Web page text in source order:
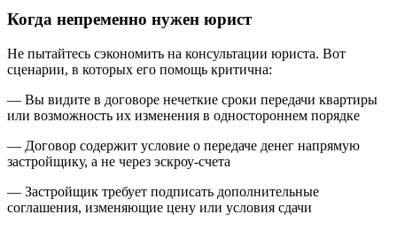
Когда непременно нужен юрист
Не пытайтесь сэкономить на консультации юриста. Вот
сценарии, в которых его помощь критична:
— Вы видите в договоре нечеткие сроки передачи квартиры
или возможность их изменения в одностороннем порядке
— Договор содержит условие о передаче денег напрямую
застройщику, а не через эскроу-счета
— Застройщик требует подписать дополнительные
соглашения, изменяющие цену или условия сдачи